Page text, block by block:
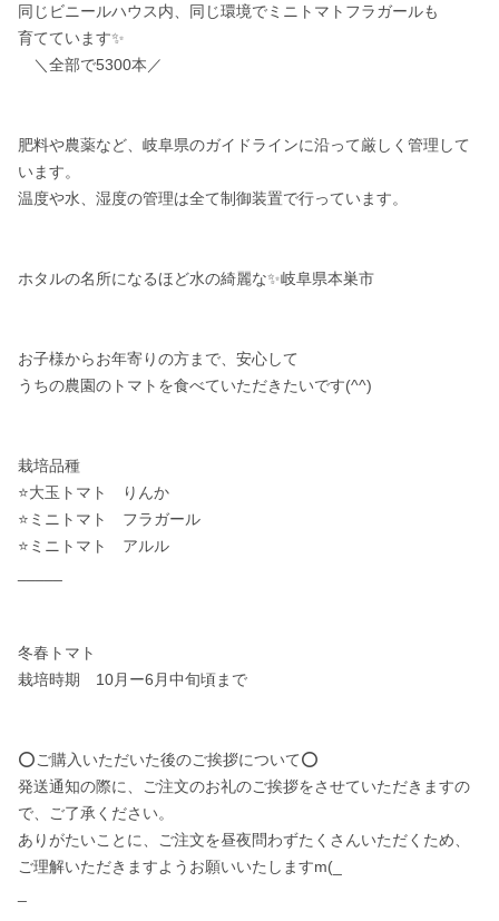
同じビニールハウス内、同じ環境でミニトマトフラガールも
育てています✨
＼全部で5300本／
肥料や農薬など、岐阜県のガイドラインに沿って厳しく管理して
います。
温度や水、湿度の管理は全て制御装置で行っています。
ホタルの名所になるほど水の綺麗な✨岐阜県本巣市
お子様からお年寄りの方まで、安心して
うちの農園のトマトを食べていただきたいです(^^)
栽培品種
⭐️大玉トマト　りんか
⭐️ミニトマト　フラガール
⭐️ミニトマト　アルル
冬春トマト
栽培時期　10月ー6月中旬頃まで
⭕️ご購入いただいた後のご挨拶について⭕️
発送通知の際に、ご注文のお礼のご挨拶をさせていただきますの
で、ご了承ください。
ありがたいことに、ご注文を昼夜問わずたくさんいただくため、
ご理解いただきますようお願いいたしますm(_